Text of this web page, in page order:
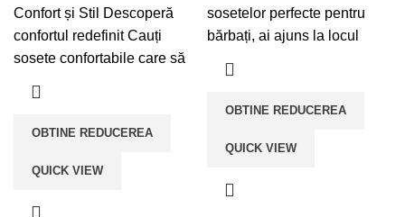
Confort și Stil Descoperă
confortul redefinit Cauți
sosete confortabile care să
OBTINE REDUCEREA
QUICK VIEW
sosetelor perfecte pentru
bărbați, ai ajuns la locul
OBTINE REDUCEREA
QUICK VIEW